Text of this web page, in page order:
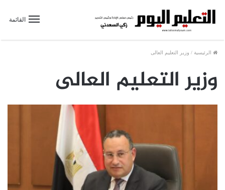
القائمة
الرئيسية / وزير التعليم العالى
وزير التعليم العالى